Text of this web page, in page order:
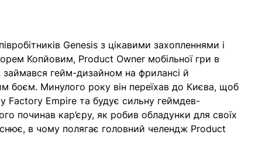
Genesis з цікавими захопленнями і
Копйовим, Product Owner мобільної гри в
займався гейм-дизайном на фрилансі й
боєм. Минулого року він переїхав до Києва, щоб
Factory Empire та будує сильну геймдев-
починав кар’єру, як робив обладунки для своїх
в чому полягає головний челендж Product